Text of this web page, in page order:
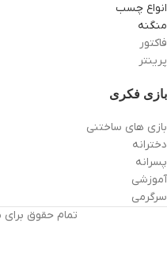
انواع چسب
منگنه
فاکتور
پرینتر
بازی فکری
بازی های ساختنی
دخترانه
پسرانه
آموزشی
سرگرمی
تمام حقوق